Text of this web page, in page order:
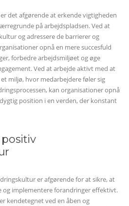
det afgørende at erkende vigtigheden
på arbejdspladsen. Ved at
og adressere de barrierer og
opnå en mere succesfuld
forbedre arbejdsmiljøet og øge
Ved at arbejde aktivt med at
miljø, hvor medarbejdere føler sig
kan organisationer opnå
position i en verden, der konstant
positiv
er afgørende for at sikre, at
og implementere forandringer effektivt.
kendetegnet ved en åben og